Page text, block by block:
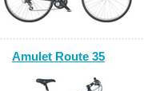
Amulet Route 35